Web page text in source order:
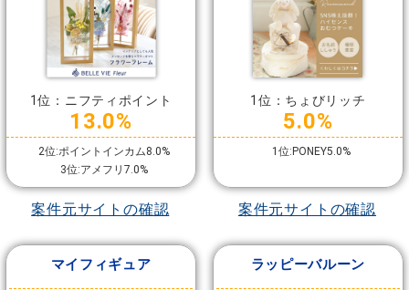
1位：ニフティポイント
13.0%
2位:ポイントインカム8.0%
3位:アメフリ7.0%
案件元サイトの確認
1位：ちょびリッチ
5.0%
1位:PONEY5.0%
案件元サイトの確認
マイフィギュア ラッピーバルーン